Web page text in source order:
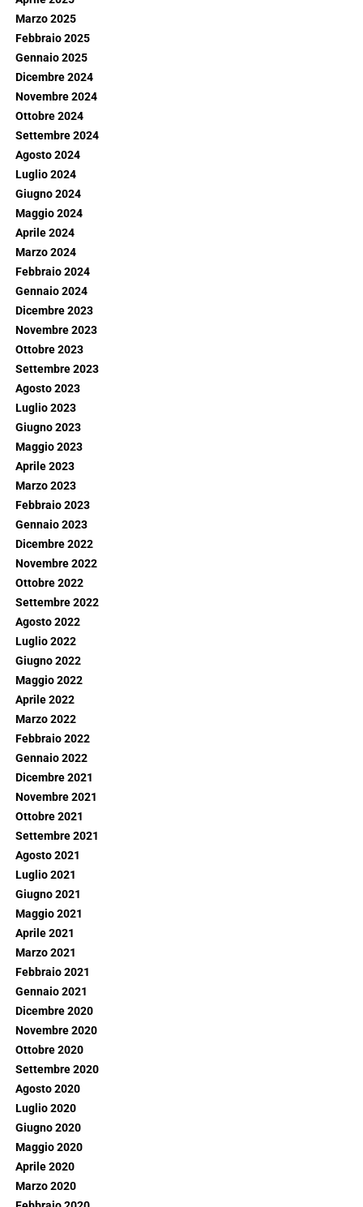
Marzo 2025
Febbraio 2025
Gennaio 2025
Dicembre 2024
Novembre 2024
Ottobre 2024
Settembre 2024
Agosto 2024
Luglio 2024
Giugno 2024
Maggio 2024
Aprile 2024
Marzo 2024
Febbraio 2024
Gennaio 2024
Dicembre 2023
Novembre 2023
Ottobre 2023
Settembre 2023
Agosto 2023
Luglio 2023
Giugno 2023
Maggio 2023
Aprile 2023
Marzo 2023
Febbraio 2023
Gennaio 2023
Dicembre 2022
Novembre 2022
Ottobre 2022
Settembre 2022
Agosto 2022
Luglio 2022
Giugno 2022
Maggio 2022
Aprile 2022
Marzo 2022
Febbraio 2022
Gennaio 2022
Dicembre 2021
Novembre 2021
Ottobre 2021
Settembre 2021
Agosto 2021
Luglio 2021
Giugno 2021
Maggio 2021
Aprile 2021
Marzo 2021
Febbraio 2021
Gennaio 2021
Dicembre 2020
Novembre 2020
Ottobre 2020
Settembre 2020
Agosto 2020
Luglio 2020
Giugno 2020
Maggio 2020
Aprile 2020
Marzo 2020